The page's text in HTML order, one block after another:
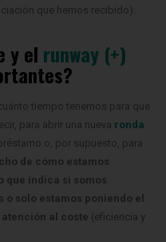
que hemos recibido).
y el runway (+)
tiempo tenemos para que
para abrir una nueva ronda
o, por supuesto, para
de cómo estamos
que indica si somos
solo estamos poniendo el
al coste (eficiencia y